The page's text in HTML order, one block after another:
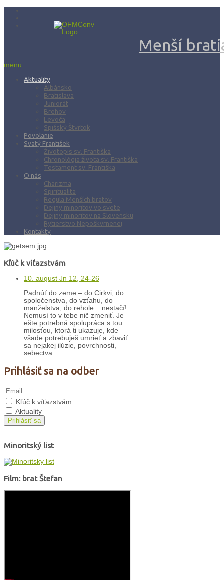
Menší
menu
Aktuality
Albánsko
Bratislava
Juniorát
Brehov
Levoča
Spišský Štvrtok
Povolanie
Svätý František
Životopis sv. Františka
Chronológia života sv. Františka
Testament sv. Františka
O nás
Charizma
Spiritualita
Regula Menších bratov
Dejiny minoritov vo svete
Dejiny minoritov na Slovensku
Rytierstvo Nepoškvrnenej
Kontakty
Kľúč k víťazstvám
10. august Jn 12, 24-26
Padnúť do zeme – do Cirkvi, do
spoločenstva, do vzťahu, do
manželstva, do rehole... nestačí!
Nemusí to v tebe nič zmeniť. Je
ešte potrebná spolupráca s tou
milosťou, ktorá ti ukazuje, kde
všade potrebuješ umrieť a zbaviť
sa nejakej ilúzie, povrchnosti,
sebectva...
Prihlásiť sa na odber
Kľúč k víťazstvám
Aktuality
Prihlásiť sa
Minoritský list
Film: brat Štefan